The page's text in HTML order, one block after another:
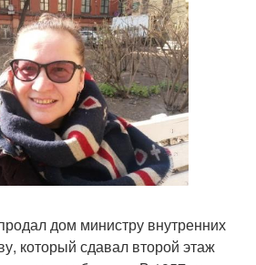
дом министру внутренних
который сдавал второй этаж